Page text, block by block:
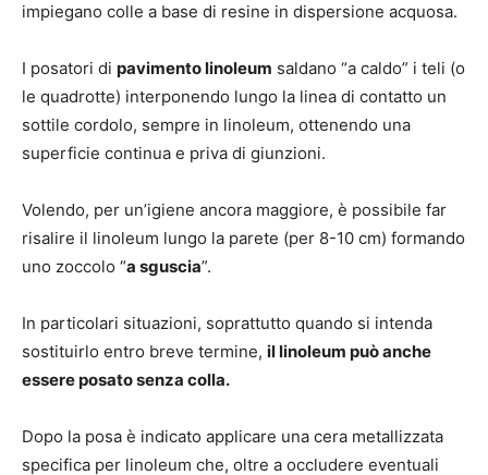
impiegano colle a base di resine in dispersione acquosa.
I posatori di pavimento linoleum saldano “a caldo” i teli (o
le quadrotte) interponendo lungo la linea di contatto un
sottile cordolo, sempre in linoleum, ottenendo una
superficie continua e priva di giunzioni.
Volendo, per un’igiene ancora maggiore, è possibile far
risalire il linoleum lungo la parete (per 8-10 cm) formando
uno zoccolo “a sguscia”.
In particolari situazioni, soprattutto quando si intenda
sostituirlo entro breve termine, il linoleum può anche
essere posato senza colla.
Dopo la posa è indicato applicare una cera metallizzata
specifica per linoleum che, oltre a occludere eventuali